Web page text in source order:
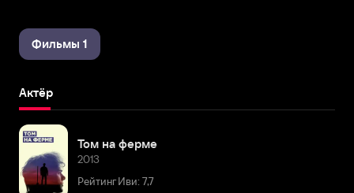
Фильмы 1
Актёр
Том на ферме
2013
Рейтинг Иви: 7,7